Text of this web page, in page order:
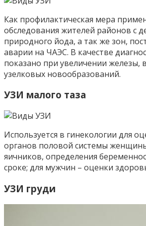
Как профилактическая мера
обследования жителей районов с
природного йода, а так же зон,
аварии на ЧАЭС. В качестве
показано при увеличении железы,
узелковых новообразований.
УЗИ малого таза
Используется в гинекологии для
органов половой системы
яичников, определения
сроке; для мужчин – оценки
УЗИ груди